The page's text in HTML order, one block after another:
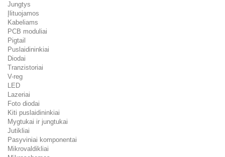
Jungtys
Įlituojamos
Kabeliams
PCB moduliai
Pigtail
Puslaidininkiai
Diodai
Tranzistoriai
V-reg
LED
Lazeriai
Foto diodai
Kiti puslaidininkiai
Mygtukai ir jungtukai
Jutikliai
Pasyviniai komponentai
Mikrovaldikliai